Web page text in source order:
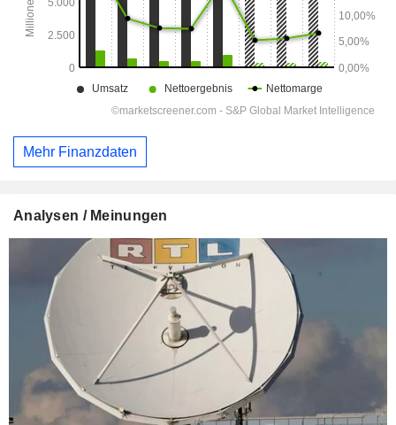
Mehr Finanzdaten
Analysen / Meinungen